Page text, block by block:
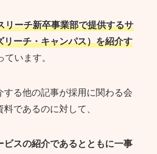
リーチ新卒事業部で提供するサ
リーチ・キャンパス）を紹介す
ています。
する他の記事が採用に関わる会
であるのに対して、
ビスの紹介であるとともに一事